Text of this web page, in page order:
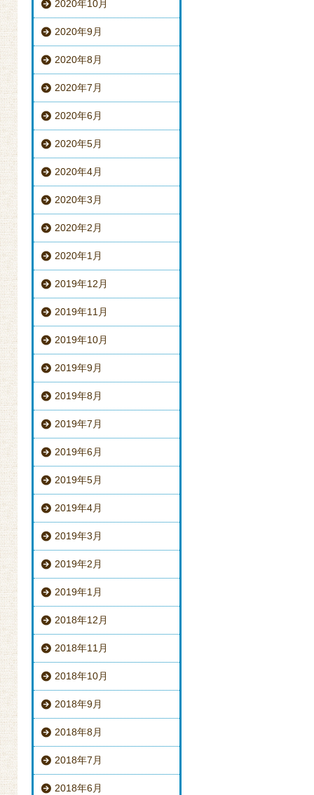
2020年10月
2020年9月
2020年8月
2020年7月
2020年6月
2020年5月
2020年4月
2020年3月
2020年2月
2020年1月
2019年12月
2019年11月
2019年10月
2019年9月
2019年8月
2019年7月
2019年6月
2019年5月
2019年4月
2019年3月
2019年2月
2019年1月
2018年12月
2018年11月
2018年10月
2018年9月
2018年8月
2018年7月
2018年6月